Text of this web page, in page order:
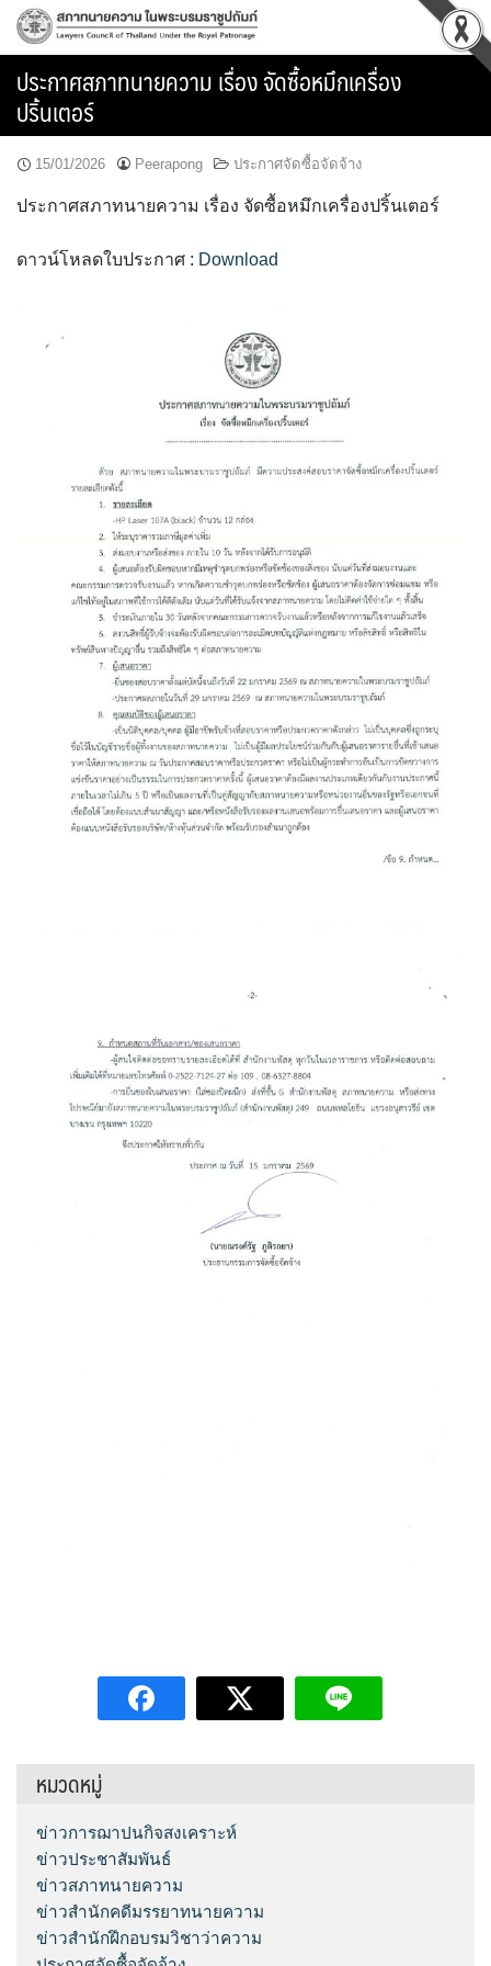
Skip
ประกาศสภาทนายความ เรื่อง จัดซื้อหมึกเครื่อง
ปริ้นเตอร์
15/01/2026 Peerapong ประกาศจัดซื้อจัดจ้าง
ประกาศสภาทนายความ เรื่อง จัดซื้อหมึกเครื่องปริ้นเตอร์
ดาวน์โหลดใบประกาศ : Download
หมวดหมู่
ข่าวการฌาปนกิจสงเคราะห์
ข่าวประชาสัมพันธ์
ข่าวสภาทนายความ
ข่าวสำนักคดีมรรยาทนายความ
ข่าวสำนักฝึกอบรมวิชาว่าความ